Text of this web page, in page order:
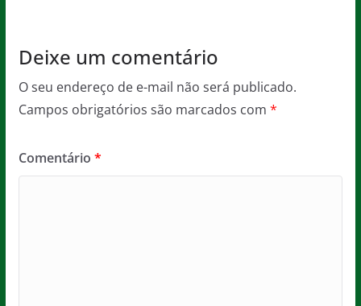
Deixe um comentário
O seu endereço de e-mail não será publicado.
Campos obrigatórios são marcados com *
Comentário *